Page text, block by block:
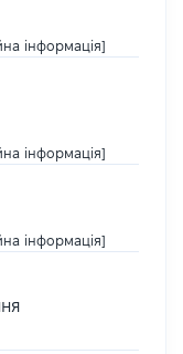
інформація]
інформація]
інформація]